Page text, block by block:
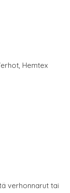
Hemtex
verhonnarut tai